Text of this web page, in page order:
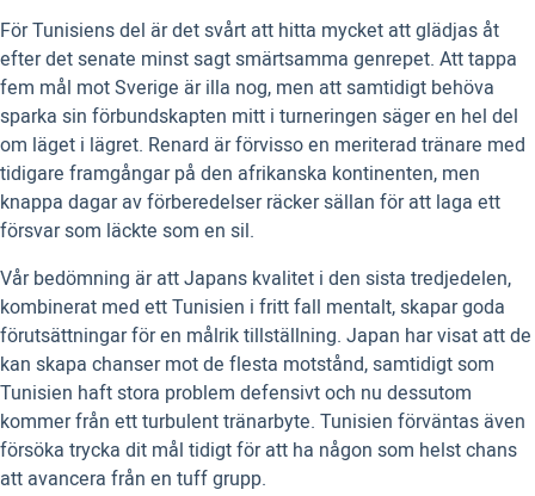
För Tunisiens del är det svårt att hitta mycket att glädjas åt
efter det senate minst sagt smärtsamma genrepet. Att tappa
fem mål mot Sverige är illa nog, men att samtidigt behöva
sparka sin förbundskapten mitt i turneringen säger en hel del
om läget i lägret. Renard är förvisso en meriterad tränare med
tidigare framgångar på den afrikanska kontinenten, men
knappa dagar av förberedelser räcker sällan för att laga ett
försvar som läckte som en sil.
Vår bedömning är att Japans kvalitet i den sista tredjedelen,
kombinerat med ett Tunisien i fritt fall mentalt, skapar goda
förutsättningar för en målrik tillställning. Japan har visat att de
kan skapa chanser mot de flesta motstånd, samtidigt som
Tunisien haft stora problem defensivt och nu dessutom
kommer från ett turbulent tränarbyte. Tunisien förväntas även
försöka trycka dit mål tidigt för att ha någon som helst chans
att avancera från en tuff grupp.